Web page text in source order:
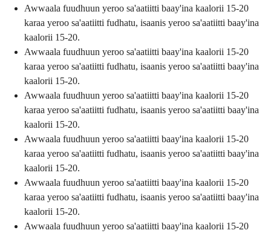
Awwaala fuudhuun yeroo sa'aatiitti baay'ina kaalorii 15-20
karaa yeroo sa'aatiitti fudhatu, isaanis yeroo sa'aatiitti baay'ina
kaalorii 15-20.
Awwaala fuudhuun yeroo sa'aatiitti baay'ina kaalorii 15-20
karaa yeroo sa'aatiitti fudhatu, isaanis yeroo sa'aatiitti baay'ina
kaalorii 15-20.
Awwaala fuudhuun yeroo sa'aatiitti baay'ina kaalorii 15-20
karaa yeroo sa'aatiitti fudhatu, isaanis yeroo sa'aatiitti baay'ina
kaalorii 15-20.
Awwaala fuudhuun yeroo sa'aatiitti baay'ina kaalorii 15-20
karaa yeroo sa'aatiitti fudhatu, isaanis yeroo sa'aatiitti baay'ina
kaalorii 15-20.
Awwaala fuudhuun yeroo sa'aatiitti baay'ina kaalorii 15-20
karaa yeroo sa'aatiitti fudhatu, isaanis yeroo sa'aatiitti baay'ina
kaalorii 15-20.
Awwaala fuudhuun yeroo sa'aatiitti baay'ina kaalorii 15-20